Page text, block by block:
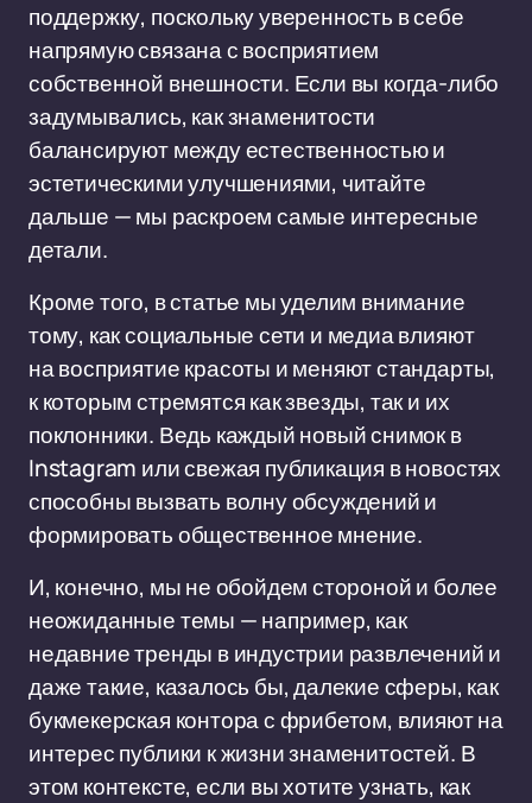
поддержку, поскольку уверенность в себе
напрямую связана с восприятием
собственной внешности. Если вы когда-либо
задумывались, как знаменитости
балансируют между естественностью и
эстетическими улучшениями, читайте
дальше — мы раскроем самые интересные
детали.
Кроме того, в статье мы уделим внимание
тому, как социальные сети и медиа влияют
на восприятие красоты и меняют стандарты,
к которым стремятся как звезды, так и их
поклонники. Ведь каждый новый снимок в
Instagram или свежая публикация в новостях
способны вызвать волну обсуждений и
формировать общественное мнение.
И, конечно, мы не обойдем стороной и более
неожиданные темы — например, как
недавние тренды в индустрии развлечений и
даже такие, казалось бы, далекие сферы, как
букмекерская контора с фрибетом, влияют на
интерес публики к жизни знаменитостей. В
этом контексте, если вы хотите узнать, как